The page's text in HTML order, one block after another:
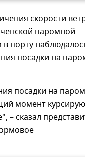
скорости
паромной
в порту
посадки на
посадки на паром
момент
– сказал